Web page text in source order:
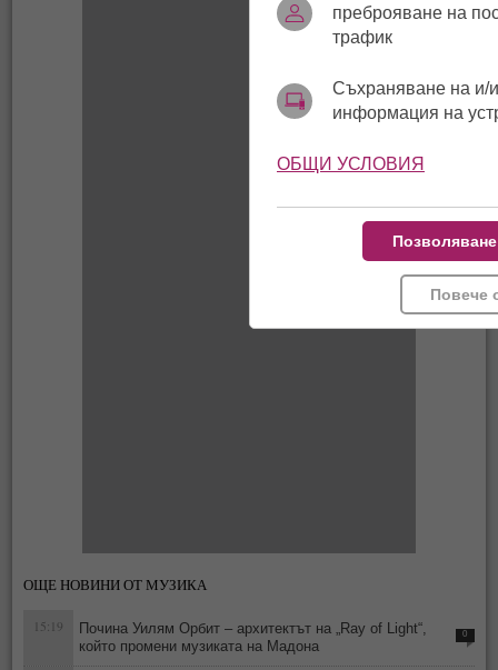
ОЩЕ НОВИНИ ОТ МУЗИКА
15:19
Почина Уилям Орбит – архитектът на „Ray of Light“,
който промени музиката на Мадона
0
преброяване на
трафик
Съхраняване на и/
информация на
ОБЩИ УСЛОВИЯ
Повече